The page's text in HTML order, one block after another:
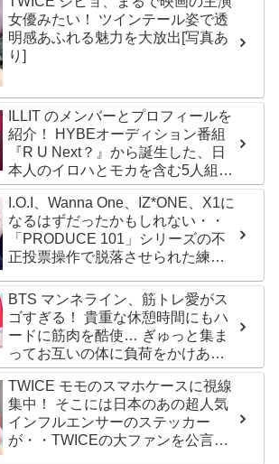
女優みたい！ ツインテール姿で透
明感あふれる魅力を大放出[写真あ
り]
ILLIT のメンバーとプロフィールを
紹介！ HYBEオーディション番組
『R U Next？』から誕生した、日
本人のイロハとモカを含む5人組ガ
ールズグループ！ デビュー曲
「Magnetic」がいきなりの大ヒッ
ト
I.O.I、Wanna One、IZ*ONE、X1に
なるはずだったかもしれない・・
「PRODUCE 101」シリーズの不
正投票操作で脱落させられた練習
BTS マンネライン、筋トレ愛がス
ゴすぎる！ 貴重な休憩時間にもハ
ードに筋肉を酷使… ぎゅっと集ま
ってお互いの体に負荷をかけあう
３人のトレーニング風景がかわい
すぎるとファンくぎづけ
TWICE モモのスマホケースに視線
集中！ そこには日本のあの超人気
インフルエンサーのステッカー
が・・TWICEの大ファンを公言す